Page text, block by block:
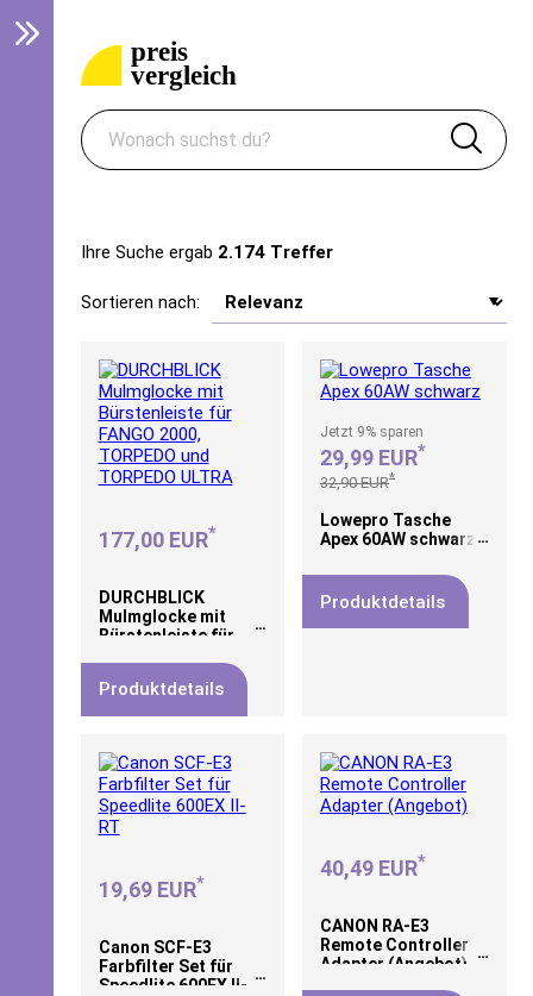
Ihre Suche ergab 2.174 Treffer
Sortieren nach:
177,00 EUR*
DURCHBLICK
Mulmglocke mit
Bürstenleiste für
TORPEDO ULTRA
Produktdetails
Jetzt 9% sparen
29,99 EUR*
32,90 EUR*
Lowepro Tasche
Apex 60AW schwarz
Produktdetails
19,69 EUR*
Canon SCF-E3
Farbfilter Set für
Speedlite 600EX II-
40,49 EUR*
CANON RA-E3
Remote Controller
Adapter (Angebot)